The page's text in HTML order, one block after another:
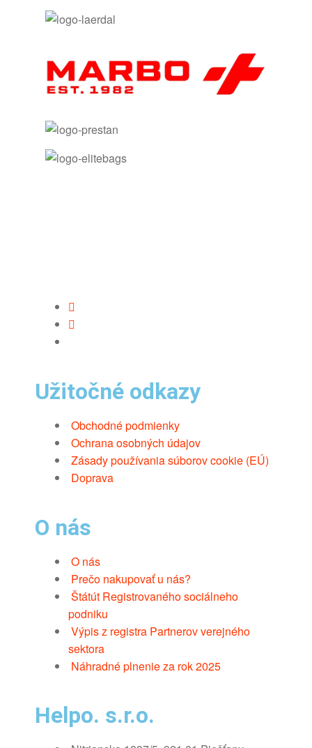
Užitočné odkazy
Obchodné podmienky
Ochrana osobných údajov
Zásady používania súborov cookie (EÚ)
Doprava
O nás
O nás
Prečo nakupovať u nás?
Štátút Registrovaného sociálneho
podniku
Výpis z registra Partnerov verejného
sektora
Náhradné plnenie za rok 2025
Helpo. s.r.o.